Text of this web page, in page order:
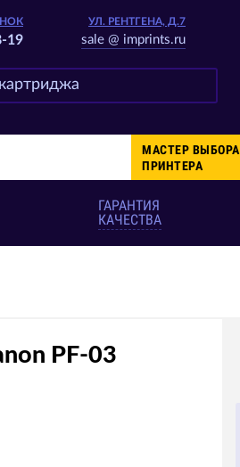
19
УЛ. РЕНТГЕНА, Д.7
sale @ imprints.ru
МАСТЕР ВЫБОРА
ПРИНТЕРА
ГАРАНТИЯ
КАЧЕСТВА
PF-03